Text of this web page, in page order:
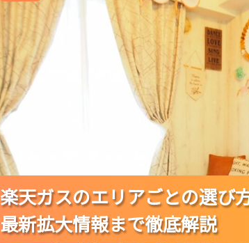
楽天ガスのエリアごとの選び
最新拡大情報まで徹底解説
楽天ガスのエリアごとの選び
最新拡大情報まで徹底解説
楽天ガスのエリアごとの選び
最新拡大情報まで徹底解説